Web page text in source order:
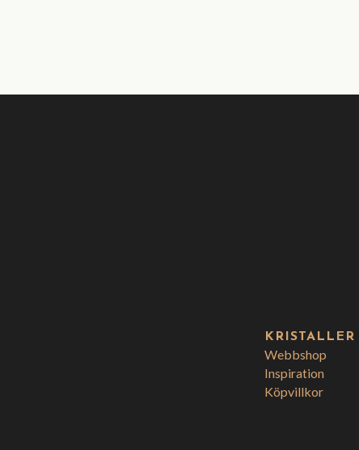
KRISTALLER
Webbshop
Inspiration
Köpvillkor